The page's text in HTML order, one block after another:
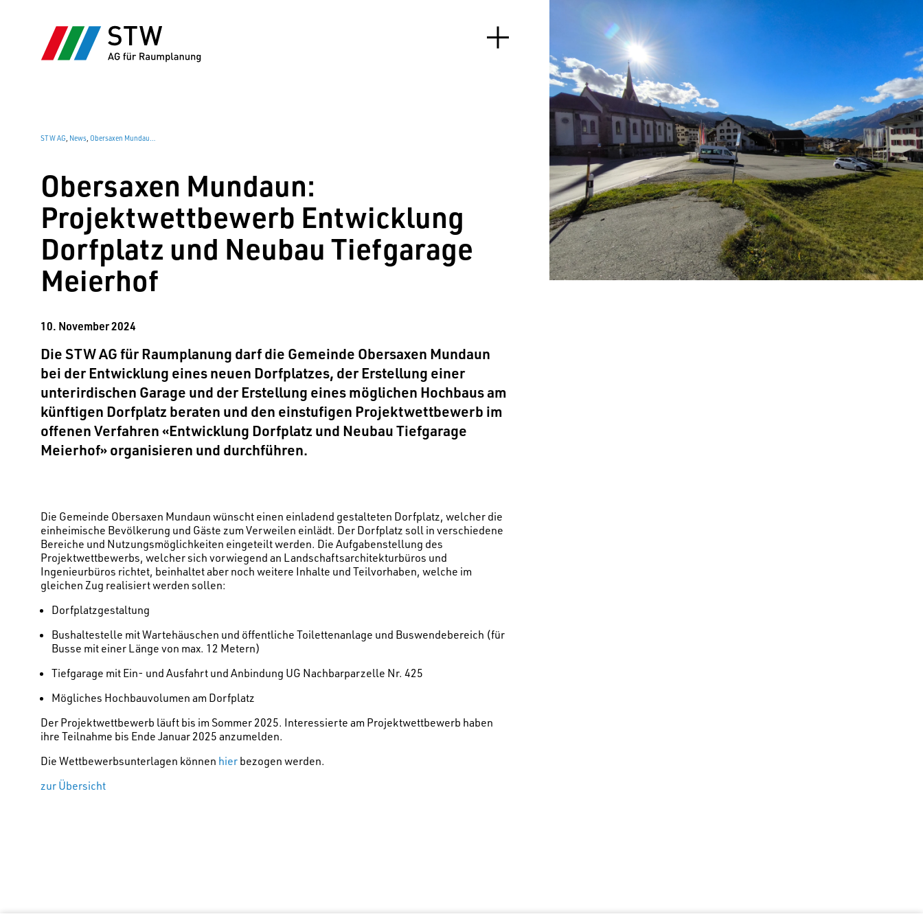
STW AG News,
Obersaxen Mundaun:
Projektwettbewerb Entwicklung
Dorfplatz und Neubau Tiefgarage
Meierhof
10. November 2024
Die STW AG für Raumplanung darf die Gemeinde Obersaxen Mundaun
bei der Entwicklung eines neuen Dorfplatzes, der Erstellung einer
unterirdischen Garage und der Erstellung eines möglichen Hochbaus am
künftigen Dorfplatz beraten und den einstufigen Projektwettbewerb im
offenen Verfahren «Entwicklung Dorfplatz und Neubau Tiefgarage
Meierhof» organisieren und durchführen.
Die Gemeinde Obersaxen Mundaun wünscht einen einladend gestalteten Dorfplatz, welcher die
einheimische Bevölkerung und Gäste zum Verweilen einlädt. Der Dorfplatz soll in verschiedene
Bereiche und Nutzungsmöglichkeiten eingeteilt werden. Die Aufgabenstellung des
Projektwettbewerbs, welcher sich vorwiegend an Landschaftsarchitekturbüros und
Ingenieurbüros richtet, beinhaltet aber noch weitere Inhalte und Teilvorhaben, welche im
gleichen Zug realisiert werden sollen:
Dorfplatzgestaltung
Bushaltestelle mit Wartehäuschen und öffentliche Toilettenanlage und Buswendebereich (für
Busse mit einer Länge von max. 12 Metern)
Tiefgarage mit Ein- und Ausfahrt und Anbindung UG Nachbarparzelle Nr. 425
Mögliches Hochbauvolumen am Dorfplatz
Der Projektwettbewerb läuft bis im Sommer 2025. Interessierte am Projektwettbewerb haben
ihre Teilnahme bis Ende Januar 2025 anzumelden.
Die Wettbewerbsunterlagen können hierbezogen werden.
zur Übersicht